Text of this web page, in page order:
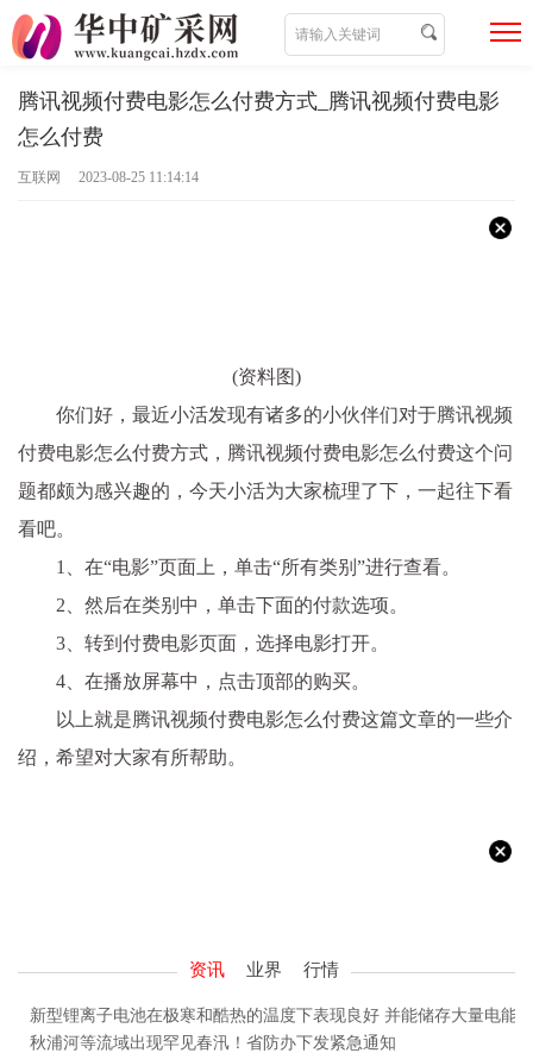
腾讯视频付费电影怎么付费方式_腾讯视频付费电影
怎么付费
互联网 2023-08-25 11:14:14
(资料图)
你们好，最近小活发现有诸多的小伙伴们对于腾讯视频
付费电影怎么付费方式，腾讯视频付费电影怎么付费这个问
题都颇为感兴趣的，今天小活为大家梳理了下，一起往下看
看吧。
1、在“电影”页面上，单击“所有类别”进行查看。
2、然后在类别中，单击下面的付款选项。
3、转到付费电影页面，选择电影打开。
4、在播放屏幕中，点击顶部的购买。
以上就是腾讯视频付费电影怎么付费这篇文章的一些介
绍，希望对大家有所帮助。
资讯 业界 行情
新型锂离子电池在极寒和酷热的温度下表现良好 并能储存大量电能
秋浦河等流域出现罕见春汛！省防办下发紧急通知